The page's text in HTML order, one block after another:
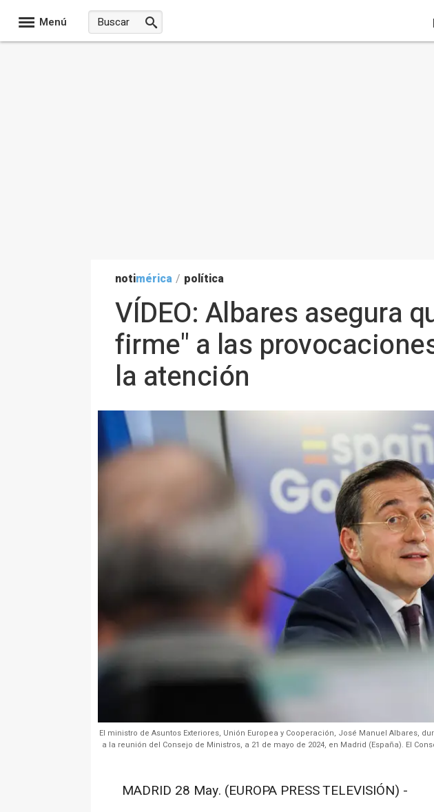
Menú
notimérica / política
VÍDEO: Albares asegura
firme" a las
la atención
El ministro de Asuntos Exteriores, Unión Europea y Cooperación, José Manuel Albares,
a la reunión del Consejo de Ministros, a 21 de mayo de 2024, en Madrid (España). El
MADRID 28 May. (EUROPA PRESS TELEVISIÓN) -